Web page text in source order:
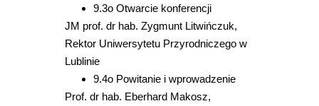
9.3o Otwarcie konferencji
JM prof. dr hab. Zygmunt Litwińczuk,
Rektor Uniwersytetu Przyrodniczego w
Lublinie
9.4o Powitanie i wprowadzenie
Prof. dr hab. Eberhard Makosz,